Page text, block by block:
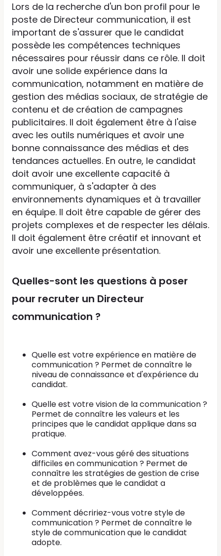
Lors de la recherche d'un bon profil pour le
poste de Directeur communication, il est
important de s'assurer que le candidat
possède les compétences techniques
nécessaires pour réussir dans ce rôle. Il doit
avoir une solide expérience dans la
communication, notamment en matière de
gestion des médias sociaux, de stratégie de
contenu et de création de campagnes
publicitaires. Il doit également être à l'aise
avec les outils numériques et avoir une
bonne connaissance des médias et des
tendances actuelles. En outre, le candidat
doit avoir une excellente capacité à
communiquer, à s'adapter à des
environnements dynamiques et à travailler
en équipe. Il doit être capable de gérer des
projets complexes et de respecter les délais.
Il doit également être créatif et innovant et
avoir une excellente présentation.
Quelles-sont les questions à poser
pour recruter un Directeur
communication ?
Quelle est votre expérience en matière de
communication ? Permet de connaître le
niveau de connaissance et d'expérience du
candidat.
Quelle est votre vision de la communication ?
Permet de connaître les valeurs et les
principes que le candidat applique dans sa
pratique.
Comment avez-vous géré des situations
difficiles en communication ? Permet de
connaître les stratégies de gestion de crise
et de problèmes que le candidat a
développées.
Comment décririez-vous votre style de
communication ? Permet de connaître le
style de communication que le candidat
adopte.